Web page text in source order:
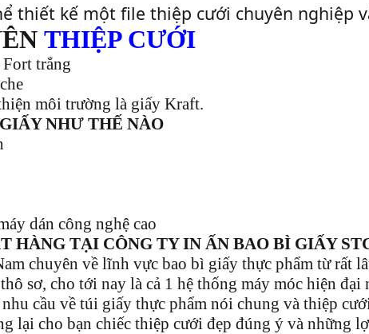
thiết kế một file thiệp cưới chuyên nghiệp
THIỆP CƯỚI
trắng
môi trường là giấy Kraft.
NHƯ THẾ NÀO
dán công nghệ cao
HÀNG TẠI CÔNG TY IN ẤN BAO BÌ GIẤY
chuyên về lĩnh vực bao bì giấy thực phẩm từ rất
sơ, cho tới nay là cả 1 hệ thống máy móc hiện đại
cầu về túi giấy thực phẩm nói chung và thiệp
lại cho bạn chiếc thiệp cưới đẹp đúng ý và những